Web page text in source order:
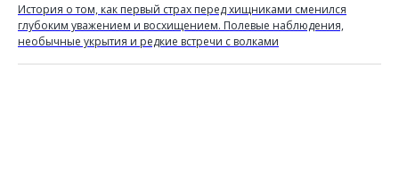
История о том, как первый страх перед хищниками сменился
глубоким уважением и восхищением. Полевые наблюдения,
необычные укрытия и редкие встречи с волками